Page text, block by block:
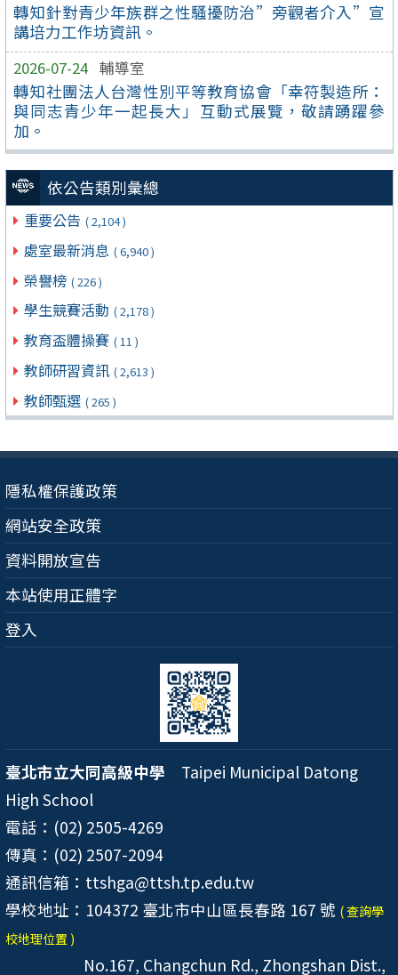
轉知針對青少年族群之性騷擾防治”旁觀者介入”宣
講培力工作坊資訊。
2026-07-24 輔導室
轉知社團法人台灣性別平等教育協會「幸符製造所：
與同志青少年一起長大」互動式展覽，敬請踴躍參
加。
依公告類別彙總
重要公告 ( 2,104 )
處室最新消息 ( 6,940 )
榮譽榜 ( 226 )
學生競賽活動 ( 2,178 )
教育盃體操賽 ( 11 )
教師研習資訊 ( 2,613 )
教師甄選 ( 265 )
隱私權保護政策
網站安全政策
資料開放宣告
本站使用正體字
登入
臺北市立大同高級中學 Taipei Municipal Datong
High School
電話：(02) 2505-4269
傳真：(02) 2507-2094
通訊信箱：ttshga@ttsh.tp.edu.tw
學校地址：104372 臺北市中山區長春路 167 號 ( 查詢學
校地理位置 )
No.167, Changchun Rd., Zhongshan Dist.,